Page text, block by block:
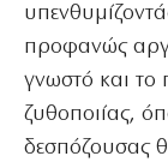
προφανώς
γνωστό και
ζυθοποιίας,
δεσπόζουσας